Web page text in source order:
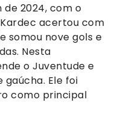
2024, com o
acertou com
somou nove gols e
Nesta
o Juventude e
gaúcha. Ele foi
como principal